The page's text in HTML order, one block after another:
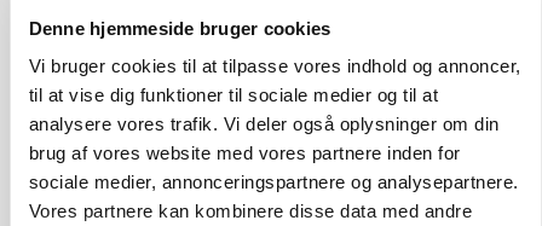
Denne hjemmeside bruger cookies
Vi bruger cookies til at tilpasse vores indhold og annoncer,
til at vise dig funktioner til sociale medier og til at
analysere vores trafik. Vi deler også oplysninger om din
brug af vores website med vores partnere inden for
sociale medier, annonceringspartnere og analysepartnere.
Vores partnere kan kombinere disse data med andre
»Nu stopper I«: Landbrugsdebattør og
protestgruppe vil demonstrere mod ny
gødskningslov
Annonce